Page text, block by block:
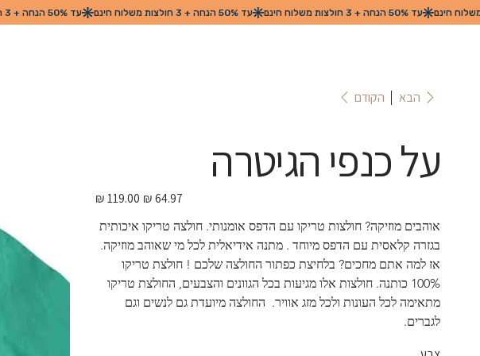
הקודם הבא
על כנפי הגיטרה
מחיר
מקורי
מחיר
מבצע
אוהבים מוזיקה? חולצות טריקו עם הדפס אומנותי. חולצה טריקו איכותית
בגזרה קלאסית עם הדפס מיוחד . מתנה אידיאלית לכל מי שאוהב מוזיקה.
אז למה אתם מחכים? בלחיצת כפתור החולצה שלכם ! חולצת טריקו
100% כותנה. חולצות אלו מגיעות בכל הגוונים והצבעים, החולצת טריקו
מתאימה לכל העונות ולכל מזג אוויר.  החולצה מיועדת גם לנשים וגם
לגברים.